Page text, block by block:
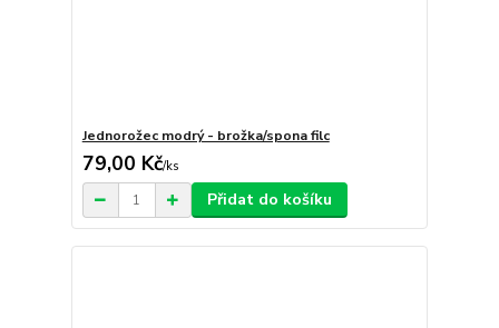
Jednorožec modrý - brožka/spona filc
79,00 Kč/ks
Přidat do košíku